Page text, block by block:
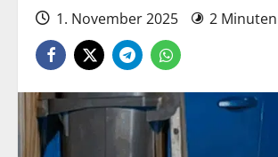
1. November 2025 2